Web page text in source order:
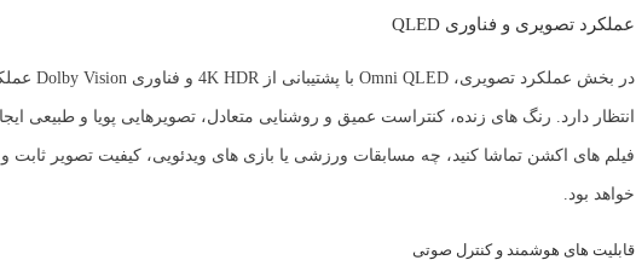
عملکرد تصویری و فناوری QLED
در بخش عملکرد تصویری، Omni QLED با پشتیبانی از 4K HDR و فناوری Dolby Vision
انتظار دارد. رنگ های زنده، کنتراست عمیق و روشنایی متعادل، تصویرهایی پویا و طبیعی
فیلم های اکشن تماشا کنید، چه مسابقات ورزشی یا بازی های ویدئویی، کیفیت تصویر ثابت
خواهد بود.
قابلیت های هوشمند و کنترل صوتی